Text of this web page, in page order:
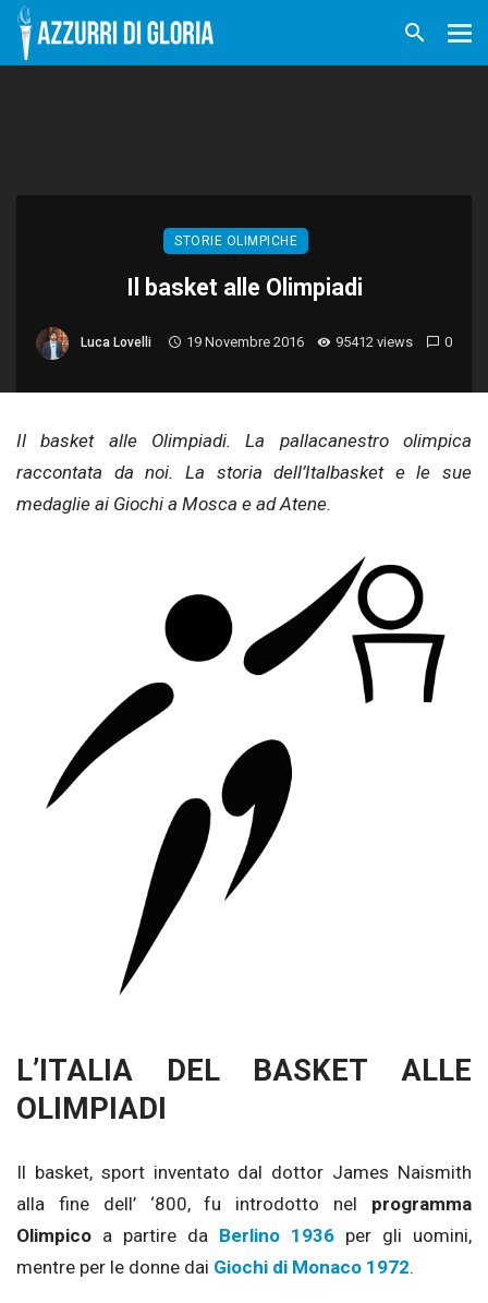
STORIE OLIMPICHE
Il basket alle Olimpiadi
Luca Lovelli 19 Novembre 2016 95412 views 0
Il basket alle Olimpiadi. La pallacanestro olimpica
raccontata da noi. La storia dell’Italbasket e le sue
medaglie ai Giochi a Mosca e ad Atene.
L’ITALIA DEL BASKET ALLE
OLIMPIADI
Il basket, sport inventato dal dottor James Naismith
alla fine dell’ ‘800, fu introdotto nel programma
Olimpico a partire da Berlino 1936 per gli uomini,
mentre per le donne dai Giochi di Monaco 1972.